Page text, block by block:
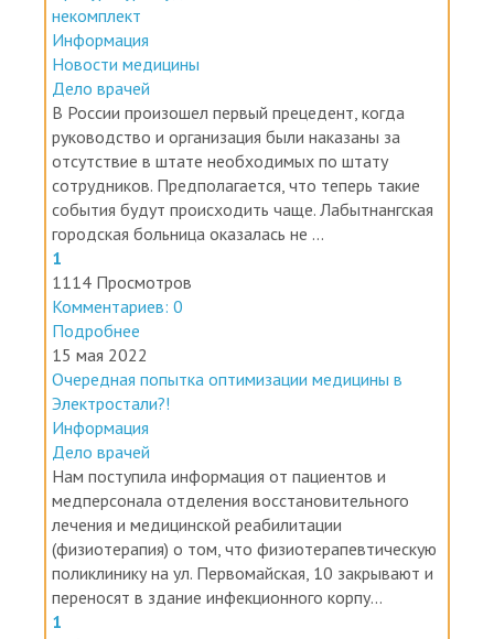
Информация
Новости медицины
Дело врачей
В России произошел первый прецедент, когда
руководство и организация были наказаны за
отсутствие в штате необходимых по штату
сотрудников. Предполагается, что теперь такие
события будут происходить чаще. Лабытнангская
городская больница оказалась не ...
1
1114 Просмотров
Комментариев: 0
Подробнее
15 мая 2022
Очередная попытка оптимизации медицины в
Электростали?!
Информация
Дело врачей
Нам поступила информация от пациентов и
медперсонала отделения восстановительного
лечения и медицинской реабилитации
(физиотерапия) о том, что физиотерапевтическую
поликлинику на ул. Первомайская, 10 закрывают и
переносят в здание инфекционного корпу...
1
1468 Просмотров